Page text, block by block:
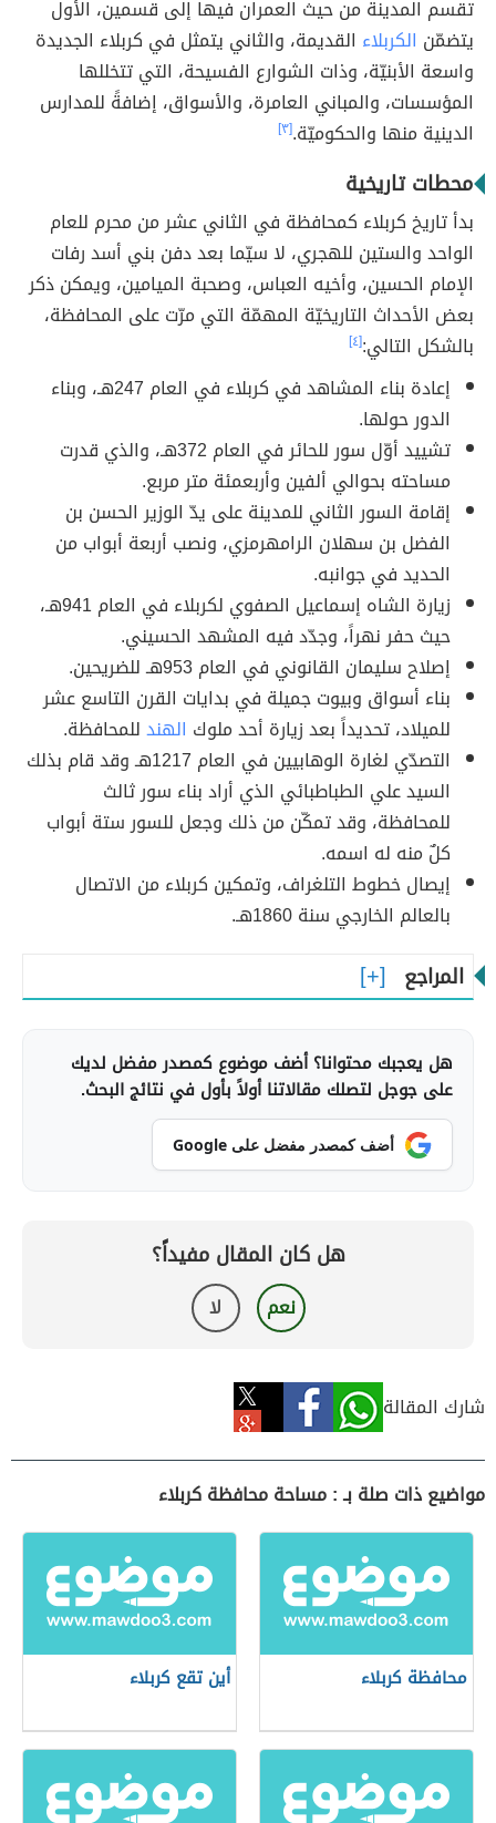
تقسم المدينة من حيث العمران فيها إلى قسمين، الأول
يتضمّن الكربلاء القديمة، والثاني يتمثل في كربلاء الجديدة
واسعة الأبنيّة، وذات الشوارع الفسيحة، التي تتخللها
المؤسسات، والمباني العامرة، والأسواق، إضافةً للمدارس
الدينية منها والحكوميّة.[٣]
محطات تاريخية
بدأ تاريخ كربلاء كمحافظة في الثاني عشر من محرم للعام
الواحد والستين للهجري، لا سيّما بعد دفن بني أسد رفات
الإمام الحسين، وأخيه العباس، وصحبة الميامين، ويمكن ذكر
بعض الأحداث التاريخيّة المهمّة التي مرّت على المحافظة،
بالشكل التالي:[٤]
إعادة بناء المشاهد في كربلاء في العام 247هـ، وبناء
الدور حولها.
تشييد أوّل سور للحائر في العام 372هـ، والذي قدرت
مساحته بحوالي ألفين وأربعمئة متر مربع.
إقامة السور الثاني للمدينة على يدّ الوزير الحسن بن
الفضل بن سهلان الرامهرمزي، ونصب أربعة أبواب من
الحديد في جوانبه.
زيارة الشاه إسماعيل الصفوي لكربلاء في العام 941هـ،
حيث حفر نهراً، وجدّد فيه المشهد الحسيني.
إصلاح سليمان القانوني في العام 953هـ للضريحين.
بناء أسواق وبيوت جميلة في بدايات القرن التاسع عشر
للميلاد، تحديداً بعد زيارة أحد ملوك الهندللمحافظة.
التصدّي لغارة الوهابيين في العام 1217هـ وقد قام بذلك
السيد علي الطباطبائي الذي أراد بناء سور ثالث
للمحافظة، وقد تمكّن من ذلك وجعل للسور ستة أبواب
كلٌ منه له اسمه.
إيصال خطوط التلغراف، وتمكين كربلاء من الاتصال
بالعالم الخارجي سنة 1860هـ.
المراجع
هل يعجبك محتوانا؟ أضف موضوع كمصدر مفضل لديك
على جوجل لتصلك مقالاتنا أولاً بأول في نتائج البحث.
أضف كمصدر مفضل على Google
هل كان المقال مفيداً؟
نعم لا
شارك المقالة
مواضيع ذات صلة بـ : مساحة محافظة كربلاء
محافظة كربلاء أين تقع كربلاء